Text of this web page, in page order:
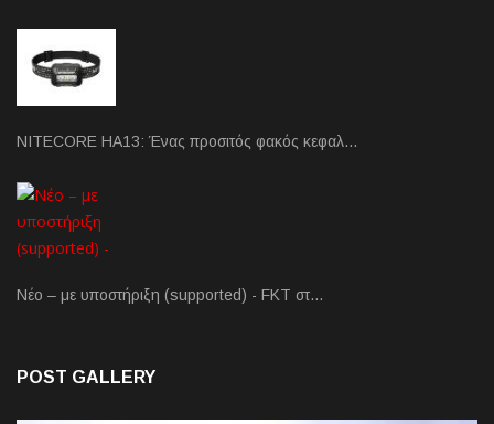
NITECORE HA13: Ένας προσιτός φακός κεφαλ…
Νέο – με υποστήριξη (supported) - FKT στ…
POST GALLERY